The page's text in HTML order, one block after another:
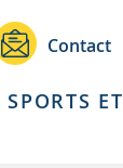
Contact
ET